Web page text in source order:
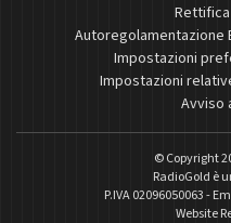
Autoregolamentazione
Impostazioni
Impostazioni
Avviso
© Copyright
RadioGold è
P.IVA 02096050063 -
Website